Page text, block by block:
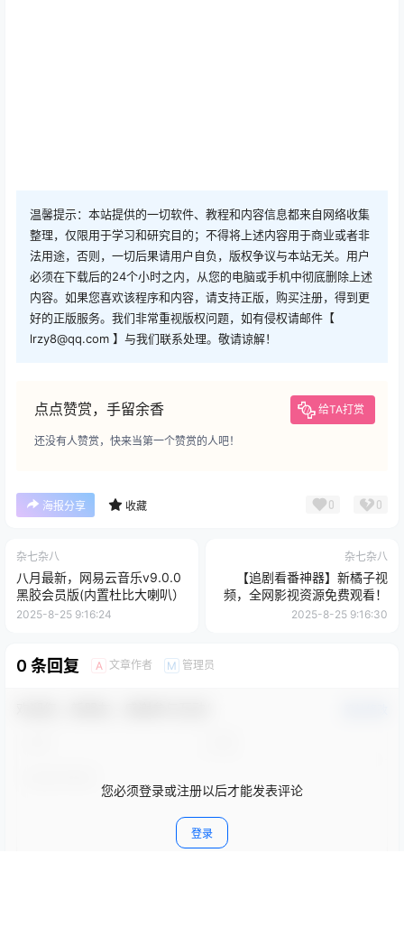
温馨提示：本站提供的一切软件、教程和内容信息都来自网络收集
整理，仅限用于学习和研究目的；不得将上述内容用于商业或者非
法用途，否则，一切后果请用户自负，版权争议与本站无关。用户
必须在下载后的24个小时之内，从您的电脑或手机中彻底删除上述
内容。如果您喜欢该程序和内容，请支持正版，购买注册，得到更
好的正版服务。我们非常重视版权问题，如有侵权请邮件【
lrzy8@qq.com 】与我们联系处理。敬请谅解！
点点赞赏，手留余香 给TA打赏
还没有人赞赏，快来当第一个赞赏的人吧！
海报分享 收藏 0 0
杂七杂八
八月最新，网易云音乐v9.0.0
黑胶会员版(内置杜比大喇叭）
2025-8-25 9:16:24
杂七杂八
【追剧看番神器】新橘子视
频，全网影视资源免费观看！
2025-8-25 9:16:30
0 条回复 A 文章作者 M 管理员
您必须登录或注册以后才能发表评论
登录